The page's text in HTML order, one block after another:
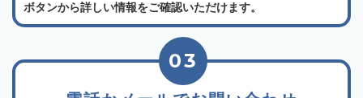
ボタンから詳しい情報をご確認いただけます。
03